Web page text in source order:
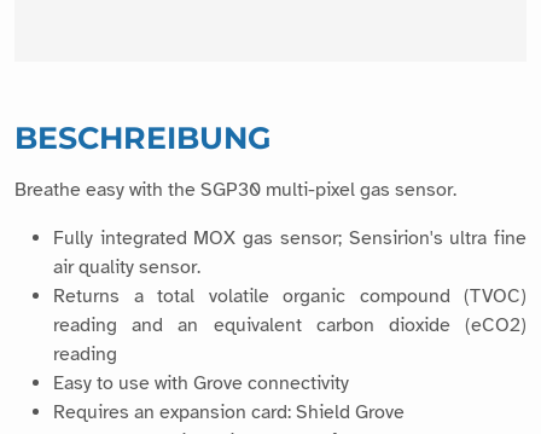
BESCHREIBUNG
Breathe easy with the SGP30 multi-pixel gas sensor.
Fully integrated MOX gas sensor; Sensirion's ultra fine
air quality sensor.
Returns a total volatile organic compound (TVOC)
reading and an equivalent carbon dioxide (eCO2)
reading
Easy to use with Grove connectivity
Requires an expansion card: Shield Grove